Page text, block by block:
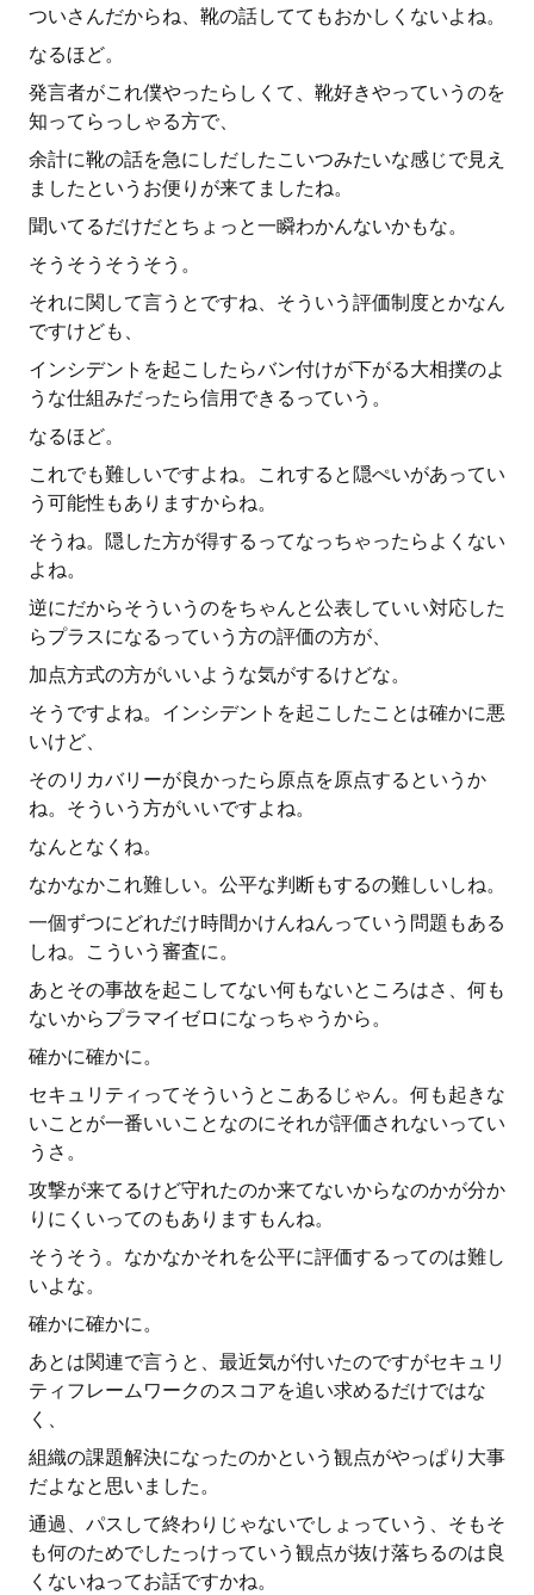
ついさんだからね、靴の話しててもおかしくないよね。
なるほど。
発言者がこれ僕やったらしくて、靴好きやっていうのを
知ってらっしゃる方で、
余計に靴の話を急にしだしたこいつみたいな感じで見え
ましたというお便りが来てましたね。
聞いてるだけだとちょっと一瞬わかんないかもな。
そうそうそうそう。
それに関して言うとですね、そういう評価制度とかなん
ですけども、
インシデントを起こしたらバン付けが下がる大相撲のよ
うな仕組みだったら信用できるっていう。
なるほど。
これでも難しいですよね。これすると隠ぺいがあってい
う可能性もありますからね。
そうね。隠した方が得するってなっちゃったらよくない
よね。
逆にだからそういうのをちゃんと公表していい対応した
らプラスになるっていう方の評価の方が、
加点方式の方がいいような気がするけどな。
そうですよね。インシデントを起こしたことは確かに悪
いけど、
そのリカバリーが良かったら原点を原点するというか
ね。そういう方がいいですよね。
なんとなくね。
なかなかこれ難しい。公平な判断もするの難しいしね。
一個ずつにどれだけ時間かけんねんっていう問題もある
しね。こういう審査に。
あとその事故を起こしてない何もないところはさ、何も
ないからプラマイゼロになっちゃうから。
確かに確かに。
セキュリティってそういうとこあるじゃん。何も起きな
いことが一番いいことなのにそれが評価されないってい
うさ。
攻撃が来てるけど守れたのか来てないからなのかが分か
りにくいってのもありますもんね。
そうそう。なかなかそれを公平に評価するってのは難し
いよな。
確かに確かに。
あとは関連で言うと、最近気が付いたのですがセキュリ
ティフレームワークのスコアを追い求めるだけではな
く、
組織の課題解決になったのかという観点がやっぱり大事
だよなと思いました。
通過、パスして終わりじゃないでしょっていう、そもそ
も何のためでしたっけっていう観点が抜け落ちるのは良
くないねってお話ですかね。